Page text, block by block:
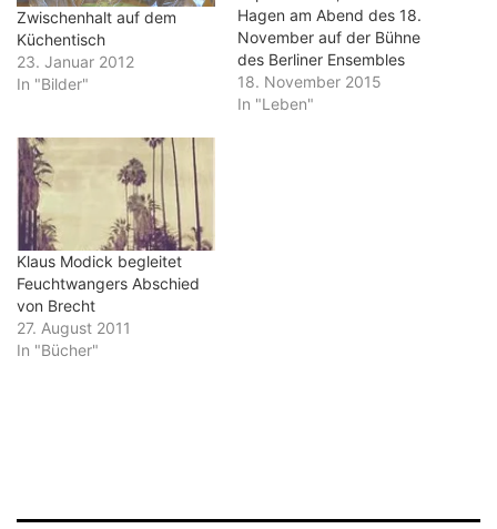
Zwischenhalt auf dem
Küchentisch
23. Januar 2012
In "Bilder"
Hagen am Abend des 18.
November auf der Bühne
des Berliner Ensembles
trägt. Fünf Tage nach dem
Terrorabend in Paris zeigt
18. November 2015
In "Leben"
Klaus Modick begleitet
Feuchtwangers Abschied
von Brecht
27. August 2011
In "Bücher"